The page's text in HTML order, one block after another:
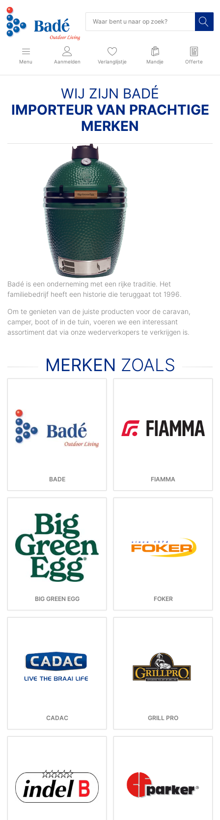
Menu Aanmelden Verlanglijstje Mandje Offerte
WIJ ZIJN BADÉ
IMPORTEUR VAN PRACHTIGE
MERKEN
Badé is een onderneming met een rijke traditie. Het
familiebedrijf heeft een historie die teruggaat tot 1996.
Om te genieten van de juiste producten voor de caravan,
camper, boot of in de tuin, voeren we een interessant
assortiment dat via onze wederverkopers te verkrijgen is.
MERKEN ZOALS
BADE FIAMMA
BIG GREEN EGG FOKER
CADAC GRILL PRO